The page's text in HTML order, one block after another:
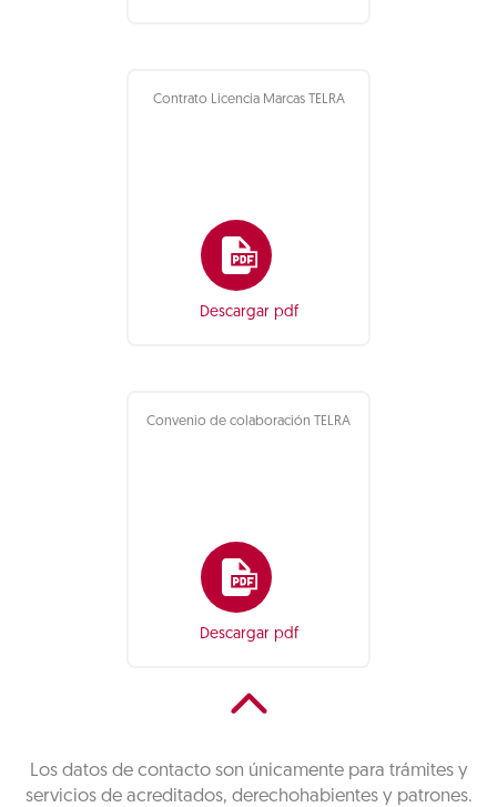
Contrato Licencia Marcas TELRA
Descargar pdf
Convenio de colaboración TELRA
Descargar pdf
Los datos de contacto son únicamente para trámites y
servicios de acreditados, derechohabientes y patrones.